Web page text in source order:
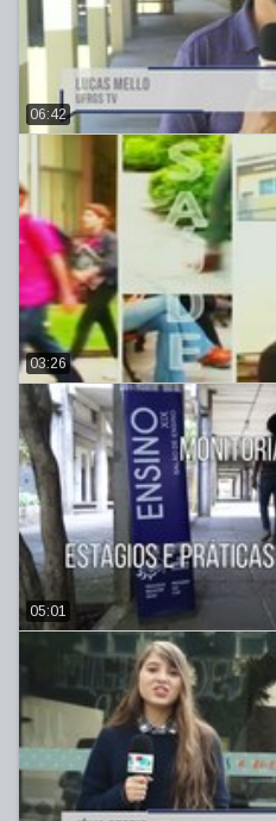
06:42
03:26
05:01